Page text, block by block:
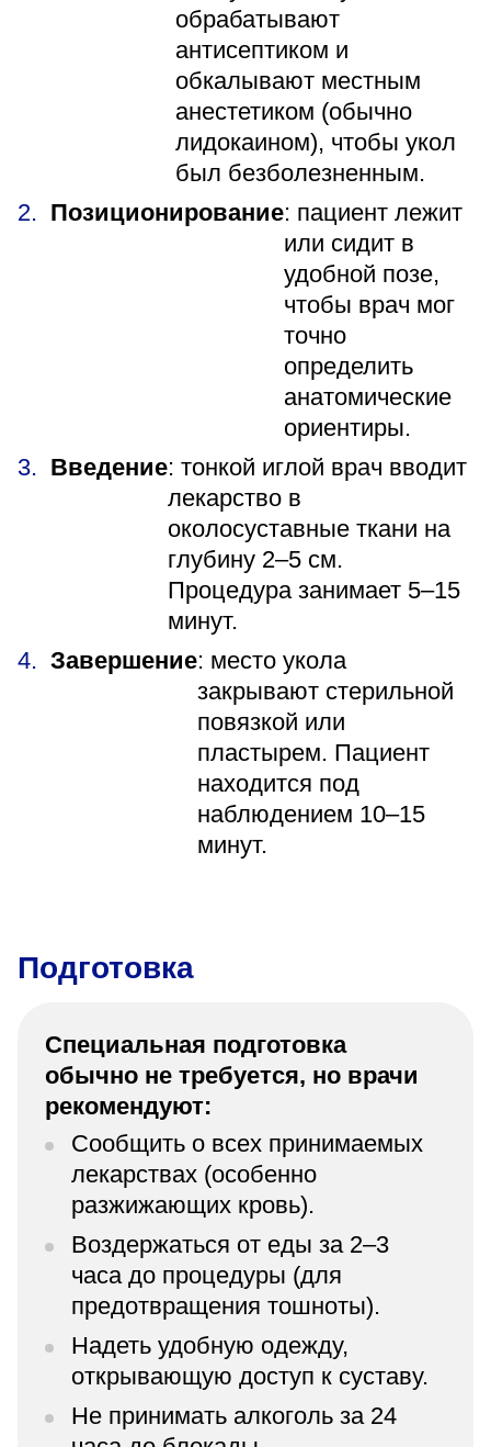
обрабатывают
антисептиком и
обкалывают местным
анестетиком (обычно
лидокаином), чтобы укол
был безболезненным.
Позиционирование: пациент лежит
или сидит в
удобной позе,
чтобы врач мог
точно
определить
анатомические
ориентиры.
Введение: тонкой иглой врач вводит
лекарство в
околосуставные ткани на
глубину 2–5 см.
Процедура занимает 5–15
минут.
Завершение: место укола
закрывают стерильной
повязкой или
пластырем. Пациент
находится под
наблюдением 10–15
минут.
Подготовка
Специальная подготовка
обычно не требуется, но врачи
рекомендуют:
Сообщить о всех принимаемых
лекарствах (особенно
разжижающих кровь).
Воздержаться от еды за 2–3
часа до процедуры (для
предотвращения тошноты).
Надеть удобную одежду,
открывающую доступ к суставу.
Не принимать алкоголь за 24